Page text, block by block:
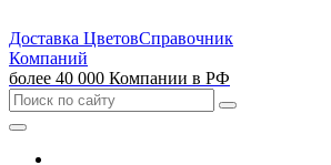
Доставка ЦветовСправочник
Компаний
более 40 000 Компании в РФ